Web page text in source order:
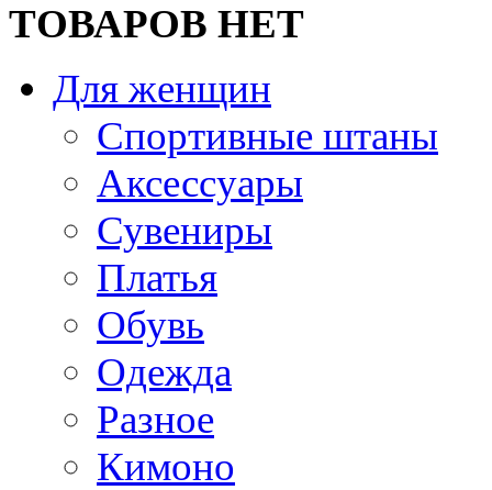
ТОВАРОВ НЕТ
Для женщин
Спортивные штаны
Аксессуары
Сувениры
Платья
Обувь
Одежда
Разное
Кимоно